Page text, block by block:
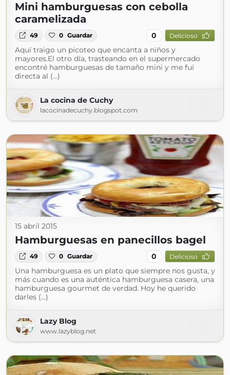
Mini hamburguesas con cebolla
caramelizada
49 0 Guardar 0 Delicioso
Aquí traigo un picoteo que encanta a niños y
mayores.El otro día, trasteando en el supermercado
encontré hamburguesas de tamaño mini y me fuí
directa al (...)
La cocina de Cuchy
lacocinadecuchy.blogspot.com
15 abril 2015
Hamburguesas en panecillos bagel
49 0 Guardar 0 Delicioso
Una hamburguesa es un plato que siempre nos gusta, y
más cuando es una auténtica hamburguesa casera, una
hamburguesa gourmet de verdad. Hoy he querido
darles (...)
Lazy Blog
www.lazyblog.net